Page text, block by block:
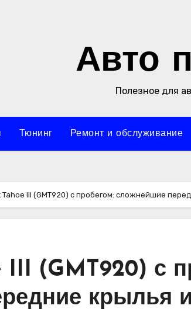
Авто
Полезное для
Тюнинг Ремонт и обслуживание
Tahoe III (GMT920) с пробегом: сложнейшие
III (GMT920) с
крылья